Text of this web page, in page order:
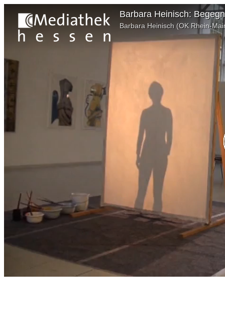
Barbara Heinisch:
Barbara Heinisch (OK Rhein-